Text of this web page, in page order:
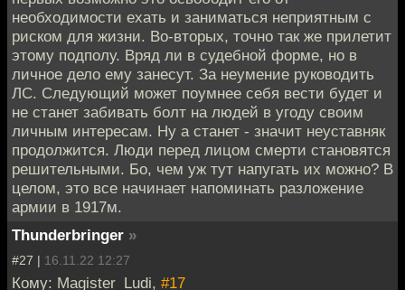
необходимости ехать и заниматься неприятным с
риском для жизни. Во-вторых, точно так же прилетит
этому подполу. Вряд ли в судебной форме, но в
личное дело ему занесут. За неумение руководить
ЛС. Следующий может поумнее себя вести будет и
не станет забивать болт на людей в угоду своим
личным интересам. Ну а станет - значит неуставняк
продолжится. Люди перед лицом смерти становятся
решительными. Бо, чем уж тут напугать их можно? В
целом, это все начинает напоминать разложение
армии в 1917м.
Thunderbringer »
#27 | 16.11.22 12:27
Кому: Magister_Ludi, #17